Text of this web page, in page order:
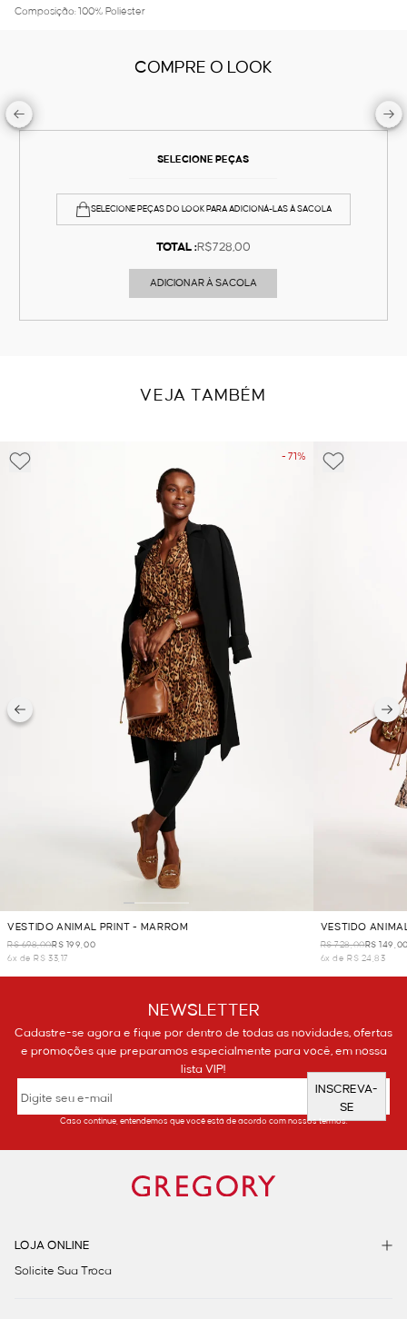
Composição: 100% Poliéster
COMPRE O LOOK
SELECIONE PEÇAS
SELECIONE PEÇAS DO LOOK PARA ADICIONÁ-LAS À SACOLA
TOTAL :R$728,00
ADICIONAR À SACOLA
VEJA TAMBÉM
- 71%
VESTIDO ANIMAL PRINT - MARROM
R$ 698,00R$ 199,00
6x de R$ 33,17
VESTIDO
R$ 728,00R$
6x de R$ 24,83
NEWSLETTER
Cadastre-se agora e fique por dentro de todas as novidades, ofertas
e promoções que preparamos especialmente para você, em nossa
lista VIP!
INSCREVA-
SE
Caso continue, entendemos que você está de acordo com nossos termos.
LOJA ONLINE
Solicite Sua Troca